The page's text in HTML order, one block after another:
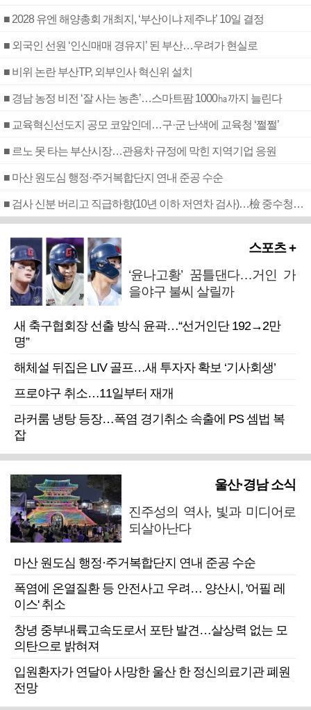
■ 2028 유엔 해양총회 개최지, ‘부산이냐 제주냐’ 10일 결정
■ 외국인 선원 ‘인신매매 경유지’ 된 부산…우려가 현실로
■ 비위 논란 부산TP, 외부인사 혁신위 설치
■ 경남 농정 비전 ‘잘 사는 농촌’…스마트팜 1000㏊까지 늘린다
■ 교육혁신선도지 공모 코앞인데…구·군 난색에 교육청 ‘쩔쩔’
■ 르노 못 타는 부산시장…관용차 규정에 막힌 지역기업 응원
■ 마산 원도심 행정·주거복합단지 연내 준공 수순
■ 검사 신분 버리고 직급하향(10년 이하 저연차 검사)…檢 중수청행 기피
스포츠 +
‘윤나고황’ 꿈틀댄다…거인 가
을야구 불씨 살릴까
새 축구협회장 선출 방식 윤곽…“선거인단 192→2만
명”
해체설 뒤집은 LIV 골프…새 투자자 확보 ‘기사회생’
프로야구 취소…11일부터 재개
라커룸 냉탕 등장…폭염 경기취소 속출에 PS 셈법 복
잡
울산·경남 소식
진주성의 역사, 빛과 미디어로
되살아난다
마산 원도심 행정·주거복합단지 연내 준공 수순
폭염에 온열질환 등 안전사고 우려… 양산시, '어필 레
이스' 취소
창녕 중부내륙고속도로서 포탄 발견…살상력 없는 모
의탄으로 밝혀져
입원환자가 연달아 사망한 울산 한 정신의료기관 폐원
전망